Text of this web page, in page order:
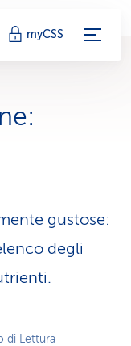
myCSS
gustose:
degli
di Lettura